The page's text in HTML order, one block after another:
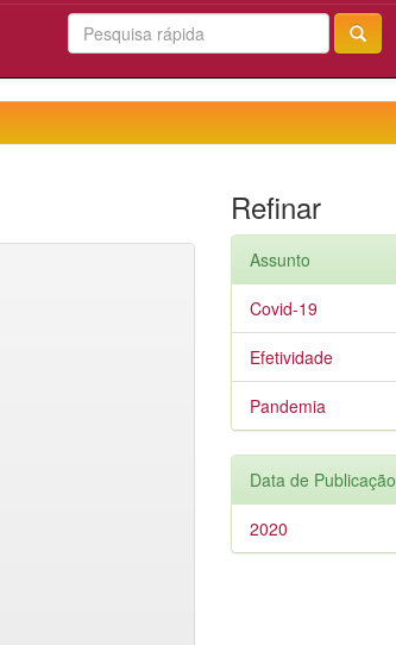
Refinar
Assunto
Covid-19
Efetividade
Pandemia
Data de Publicação
2020